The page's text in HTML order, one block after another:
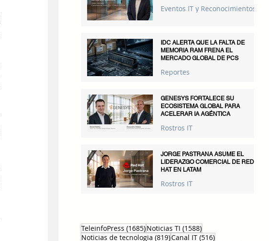
Eventos IT y Reconocimientos
IDC ALERTA QUE LA FALTA DE
MEMORIA RAM FRENA EL
MERCADO GLOBAL DE PCS
Reportes
GENESYS FORTALECE SU
ECOSISTEMA GLOBAL PARA
ACELERAR IA AGÉNTICA
Rostros IT
JORGE PASTRANA ASUME EL
LIDERAZGO COMERCIAL DE RED
HAT EN LATAM
Rostros IT
TeleinfoPress (1685)1685 entradas
Noticias TI (1588)1588 entradas
Noticias de tecnologia (819)819 entradas
Canal IT (516)516 entradas